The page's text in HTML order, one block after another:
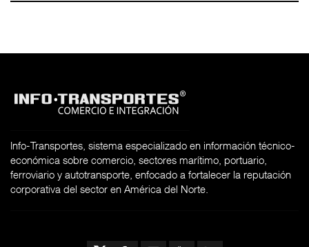
Info-Transportes, sistema especializado en información técnico-
económica sobre comercio, sectores marítimo, portuario,
ferroviario y autotransporte, enfocado a fortalecer la reputación
corporativa del sector en América del Norte.